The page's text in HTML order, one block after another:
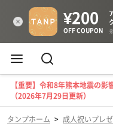
【重要】令和8年熊本地震の
（2026年7月29日更新）
タンプホーム > 成人祝いプレ